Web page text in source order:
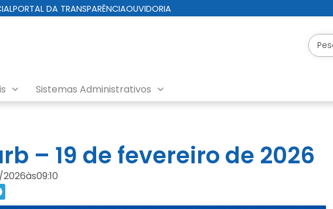
PORTAL DA TRANSPARÊNCIAOUVIDORIA
Sistemas Administrativos
– 19 de fevereiro de 2026
2026às09:10